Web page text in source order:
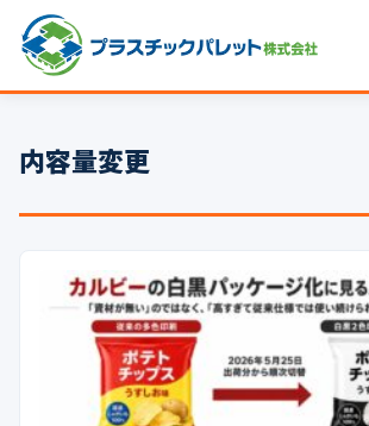
パレットサイズ
プラパレット
コンテナ
中古パレット
内容量変更